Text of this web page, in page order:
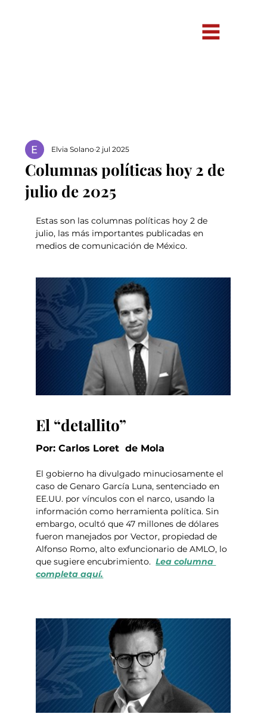
Columnas políticas hoy 2 de
julio de 2025
Elvia Solano 2 jul 2025
Estas son las columnas políticas hoy 2 de
julio, las más importantes publicadas en
medios de comunicación de México.
El “detallito”
Por: Carlos Loret  de Mola
El gobierno ha divulgado minuciosamente el
caso de Genaro García Luna, sentenciado en
EE.UU. por vínculos con el narco, usando la
información como herramienta política. Sin
embargo, ocultó que 47 millones de dólares
fueron manejados por Vector, propiedad de
Alfonso Romo, alto exfuncionario de AMLO, lo
que sugiere encubrimiento. Lea columna
completa aquí.